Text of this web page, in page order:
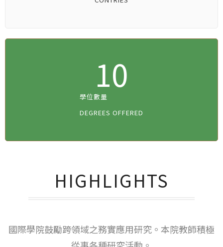
學位數量
DEGREES OFFERED
10
HIGHLIGHTS
國際學院鼓勵跨領域之務實應用研究。本院教師積極